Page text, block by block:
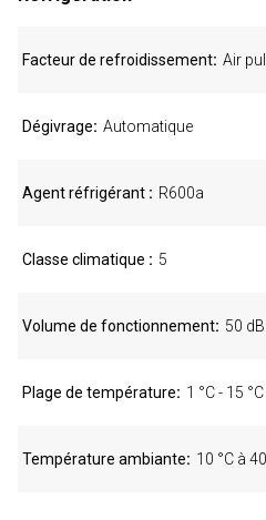
Facteur de refroidissement Air
Dégivrage Automatique
Agent réfrigérant R600a
Classe climatique 5
Volume de fonctionnement 50 dB
Plage de température 1 °C - 15 °C
Température ambiante 10 °C à